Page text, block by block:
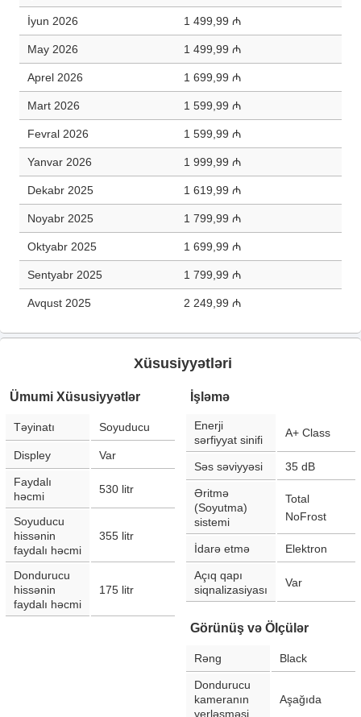
İyun 2026 1 499,99 ₼
May 2026 1 499,99 ₼
Aprel 2026 1 699,99 ₼
Mart 2026 1 599,99 ₼
Fevral 2026 1 599,99 ₼
Yanvar 2026 1 999,99 ₼
Dekabr 2025 1 619,99 ₼
Noyabr 2025 1 799,99 ₼
Oktyabr 2025 1 699,99 ₼
Sentyabr 2025 1 799,99 ₼
Avqust 2025 2 249,99 ₼
Xüsusiyyətləri
Ümumi Xüsusiyyətlər
Təyinatı Soyuducu
Displey Var
Faydalı
həcmi
530 litr
Soyuducu
hissənin
faydalı həcmi
355 litr
Dondurucu
hissənin
faydalı həcmi
175 litr
İşləmə
Enerji
sərfiyyat sinifi
A+ Class
Səs səviyyəsi 35 dB
Əritmə
(Soyutma)
sistemi
Total
NoFrost
İdarə etmə Elektron
Açıq qapı
siqnalizasiyası
Var
Görünüş və Ölçülər
Rəng Black
Dondurucu
kameranın
yerləşməsi
Aşağıda